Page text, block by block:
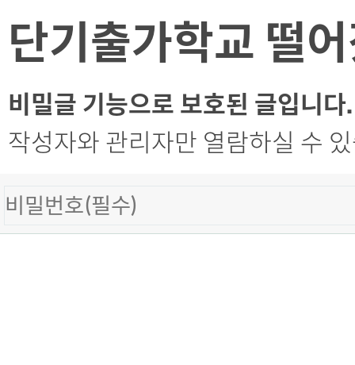
단기출가학교 떨
비밀글 기능으로 보호된 글입니다.
작성자와 관리자만 열람하실 수